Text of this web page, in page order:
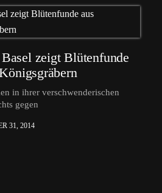
zeigt Blütenfunde
in ihrer verschwenderischen
gegen
31, 2014